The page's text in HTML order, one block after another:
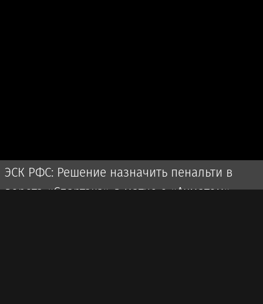
ЭСК РФС: Решение назначить пенальти в
ворота «Спартака» в матче с «Ахматом» —